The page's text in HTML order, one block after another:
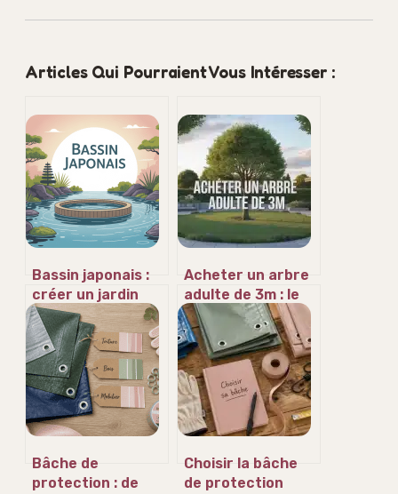
Articles Qui Pourraient Vous Intéresser :
Bassin japonais :
créer un jardin
zen harmonieux
chez vous
Acheter un arbre
adulte de 3m : le
guide pour
structurer votre
jardin
immédiatement
sans échec
Bâche de
protection : de
Choisir la bâche
de protection